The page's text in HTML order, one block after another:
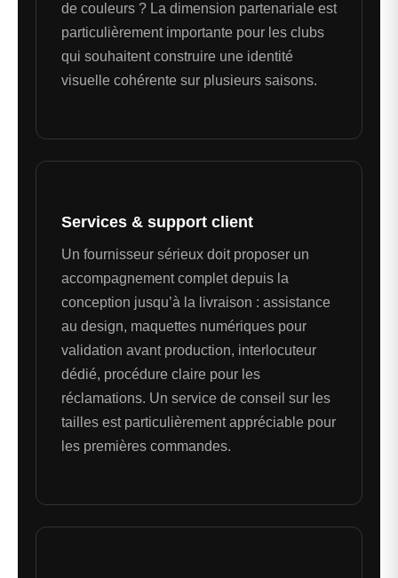
de couleurs ? La dimension partenariale est
particulièrement importante pour les clubs
qui souhaitent construire une identité
visuelle cohérente sur plusieurs saisons.
Services & support client
Un fournisseur sérieux doit proposer un
accompagnement complet depuis la
conception jusqu’à la livraison : assistance
au design, maquettes numériques pour
validation avant production, interlocuteur
dédié, procédure claire pour les
réclamations. Un service de conseil sur les
tailles est particulièrement appréciable pour
les premières commandes.